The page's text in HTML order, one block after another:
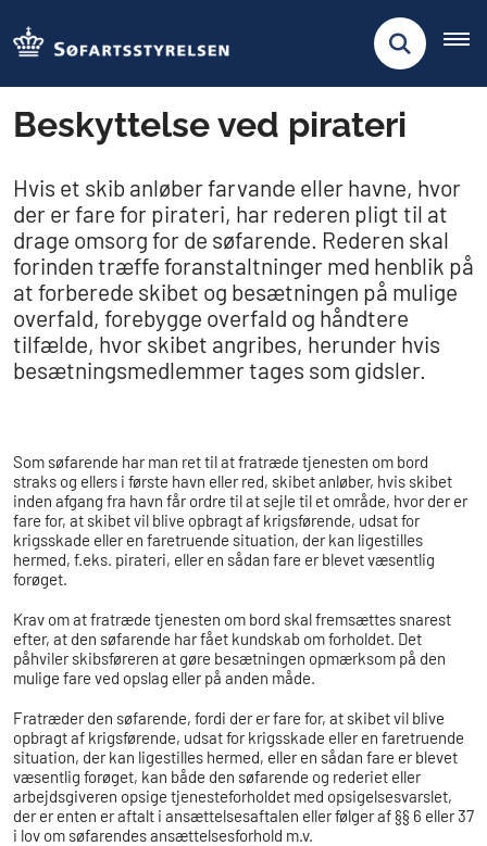
Beskyttelse ved pirateri
​​​Hvis et skib anløber farvande eller havne, hvor
der er fare for pirateri, har rederen pligt til at
drage omsorg for de søfarende. Rederen skal
forinden træffe foranstaltninger med henblik på
at forberede skibet og besætningen på mulige
overfald, forebygge overfald og håndtere
tilfælde, hvor skibet angribes, herunder hvis
besætningsmedlemmer tages som gidsler.
Som søfarende har man ret til at fratræde tjenesten om bord
straks og ellers i første havn eller red, skibet anløber, hvis skibet
inden afgang fra havn får ordre til at sejle til et område, hvor der er
fare for, at skibet vil blive opbragt af krigsførende, udsat for
krigsskade eller en faretruende situation, der kan ligestilles
hermed, f.eks. pirateri, eller en sådan fare er blevet væsentlig
forøget.
Krav om at fratræde tjenesten om bord skal fremsættes snarest
efter, at den søfarende har fået kundskab om forholdet. Det
påhviler skibsføreren at gøre besætningen opmærksom på den
mulige fare ved opslag eller på anden måde.
Fratræder den søfarende, fordi der er fare for, at skibet vil blive
opbragt af krigsførende, udsat for krigsskade eller en faretruende
situation, der kan ligestilles hermed, eller en sådan fare er blevet
væsentlig forøget, kan både den søfarende og rederiet eller
arbejdsgiveren opsige tjenesteforholdet med opsigelsesvarslet,
der er enten er aftalt i ansættelsesaftalen eller følger af §§ 6 eller 37
i lov om søfarendes ansættelsesforhold m.v.